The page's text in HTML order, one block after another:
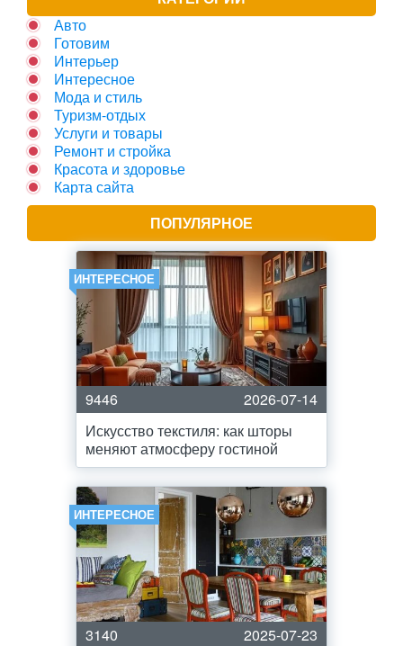
Авто
Готовим
Интерьер
Интересное
Мода и стиль
Туризм-отдых
Услуги и товары
Ремонт и стройка
Красота и здоровье
Карта сайта
ПОПУЛЯРНОЕ
ИНТЕРЕСНОЕ
9446
2026-07-14
Искусство текстиля: как шторы
меняют атмосферу гостиной
ИНТЕРЕСНОЕ
3140
2025-07-23